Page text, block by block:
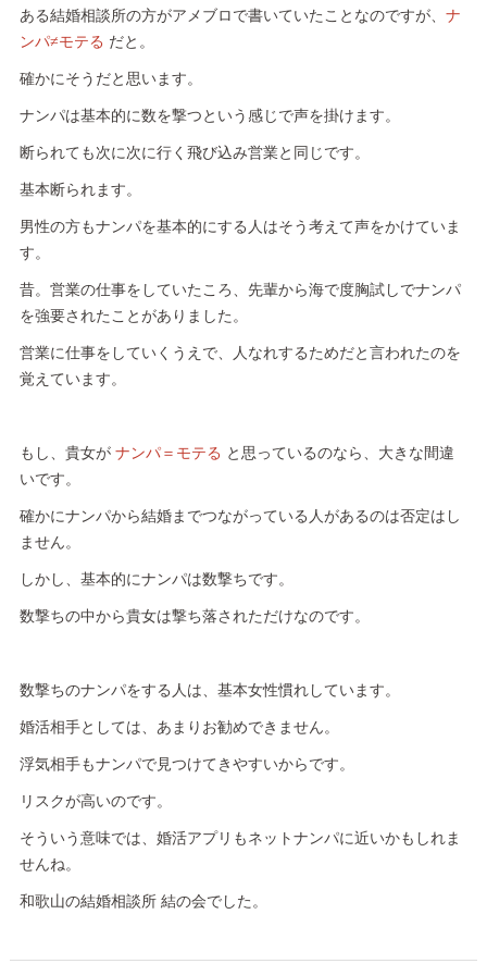
ある結婚相談所の方がアメブロで書いていたことなのですが、 ナ
ンパ≠モテる だと。
確かにそうだと思います。
ナンパは基本的に数を撃つという感じで声を掛けます。
断られても次に次に行く飛び込み営業と同じです。
基本断られます。
男性の方もナンパを基本的にする人はそう考えて声をかけていま
す。
昔。営業の仕事をしていたころ、先輩から海で度胸試しでナンパ
を強要されたことがありました。
営業に仕事をしていくうえで、人なれするためだと言われたのを
覚えています。
もし、貴女が ナンパ＝モテる と思っているのなら、大きな間違
いです。
確かにナンパから結婚までつながっている人があるのは否定はし
ません。
しかし、基本的にナンパは数撃ちです。
数撃ちの中から貴女は撃ち落されただけなのです。
数撃ちのナンパをする人は、基本女性慣れしています。
婚活相手としては、あまりお勧めできません。
浮気相手もナンパで見つけてきやすいからです。
リスクが高いのです。
そういう意味では、婚活アプリもネットナンパに近いかもしれま
せんね。
和歌山の結婚相談所 結の会でした。